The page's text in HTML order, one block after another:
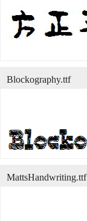
Blockography.ttf
MattsHandwriting.ttf